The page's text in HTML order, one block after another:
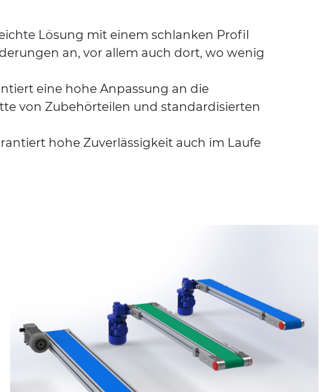
Lösung mit einem schlanken Profil
an, vor allem auch dort, wo wenig
eine hohe Anpassung an die
von Zubehörteilen und standardisierten
hohe Zuverlässigkeit auch im Laufe